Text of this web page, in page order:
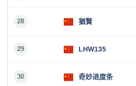
28 猶賢
29 LHW135
30 奇妙进度条